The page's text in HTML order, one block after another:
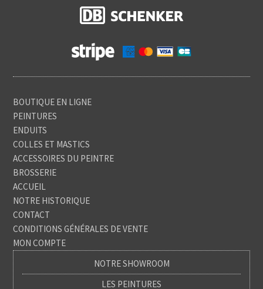
BOUTIQUE EN LIGNE
PEINTURES
ENDUITS
COLLES ET MASTICS
ACCESSOIRES DU PEINTRE
BROSSERIE
ACCUEIL
NOTRE HISTORIQUE
CONTACT
CONDITIONS GÉNÉRALES DE VENTE
MON COMPTE
NOTRE SHOWROOM
LES PEINTURES